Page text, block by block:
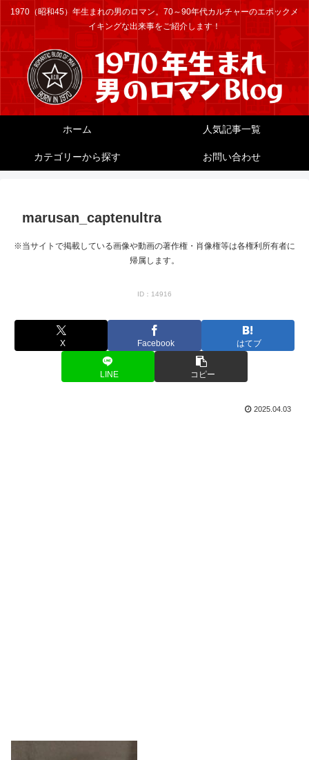
1970（昭和45）年生まれの男のロマン。70～90年代カルチャーのエポックメ
イキングな出来事をご紹介します！
ホーム 人気記事一覧
カテゴリーから探す お問い合わせ
marusan_captenultra
※当サイトで掲載している画像や動画の著作権・肖像権等は各権利所有者に
帰属します。
ID：14916
X Facebook はてブ
LINE コピー
2025.04.03